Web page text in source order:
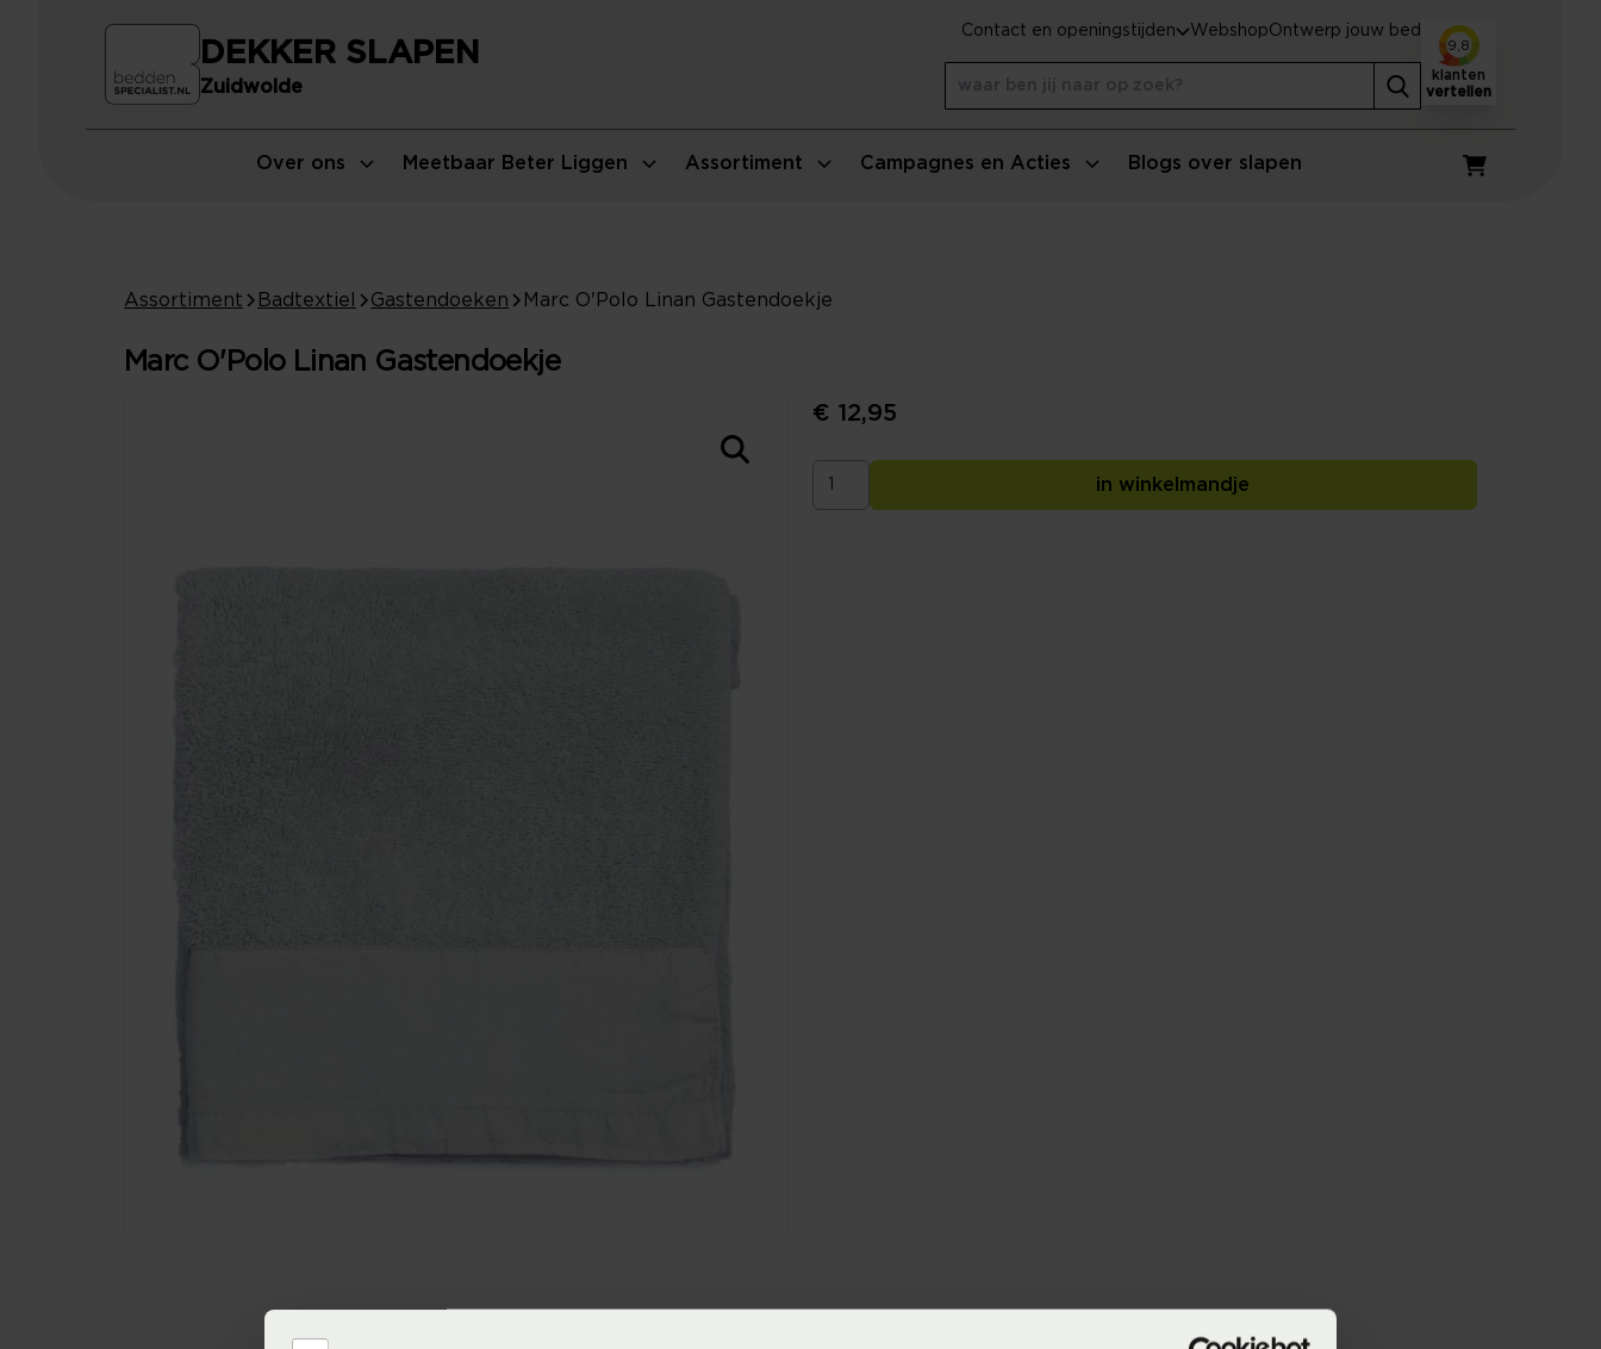
Over ons Meetbaar Beter Liggen Assortiment Campagnes en Acties Blogs over slapen
Winkelwagen
DEKKER SLAPEN
Zuidwolde
Contact en openingstijden WebshopOntwerp jouw bed
9,8
klanten
vertellen
Assortiment Badtextiel Gastendoeken Marc O'Polo Linan Gastendoekje
Marc O'Polo Linan Gastendoekje
€ 12,95
in winkelmandje